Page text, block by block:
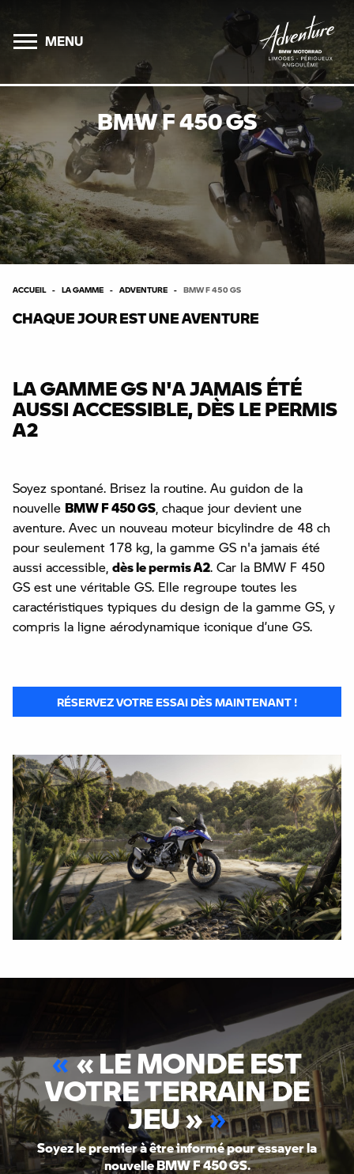
MENU
BMW F 450 GS
ACCUEIL LA GAMME ADVENTURE BMW F 450 GS
CHAQUE JOUR EST UNE AVENTURE
LA GAMME GS N'A JAMAIS ÉTÉ
AUSSI ACCESSIBLE, DÈS LE PERMIS
A2
Soyez spontané. Brisez la routine. Au guidon de la
nouvelle BMW F 450 GS, chaque jour devient une
aventure. Avec un nouveau moteur bicylindre de 48 ch
pour seulement 178 kg, la gamme GS n'a jamais été
aussi accessible, dès le permis A2. Car la BMW F 450
GS est une véritable GS. Elle regroupe toutes les
caractéristiques typiques du design de la gamme GS, y
compris la ligne aérodynamique iconique d’une GS.
RÉSERVEZ VOTRE ESSAI DÈS MAINTENANT !
«LE MONDE EST
VOTRE TERRAIN DE
JEU »
Soyez le premier à être informé pour essayer la
nouvelle BMW F 450 GS.